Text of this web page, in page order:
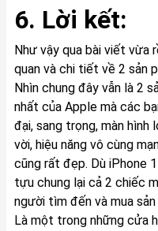
6. Lời kết:
Như vậy qua bài viết vừa
quan và chi tiết về 2 sản
Nhìn chung đây vẫn là 2
nhất của Apple mà các
đại, sang trọng, màn
vời, hiệu năng vô cùng
cũng rất đẹp. Dù iPhone
tựu chung lại cả 2 chiếc
người tìm đến và mua
Là một trong những cửa